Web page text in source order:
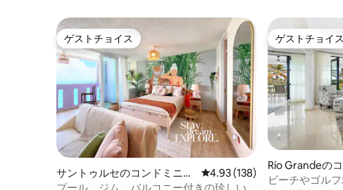
ゲストチョイス
ゲストチョイス
サントゥルセのコンドミニア
ム
レビュー138件、5つ星中4.93
4.93 (138)
プール、ジム、バルコニー付きの珍しい
ゲストチョイス
ゲストチョイス
Río Grandeの
ビーチやゴル